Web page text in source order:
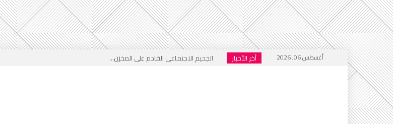
أغسطس 06, 2026 أخر الأخبار خطاب التكفير يعود بوجه جديد...